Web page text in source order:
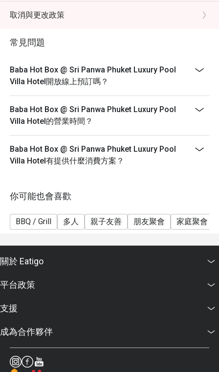
取消與更改政策
常見問題
Baba Hot Box @ Sri Panwa Phuket Luxury Pool
Villa Hotel開放線上預訂嗎？
Baba Hot Box @ Sri Panwa Phuket Luxury Pool
Villa Hotel的營業時間？
Baba Hot Box @ Sri Panwa Phuket Luxury Pool
Villa Hotel有提供什麼消費方案？
你可能也會喜歡
BBQ / Grill 多人 親子友善 朋友聚會 家庭聚會
關於 Eatigo
平台政策
支援
成為合作夥伴